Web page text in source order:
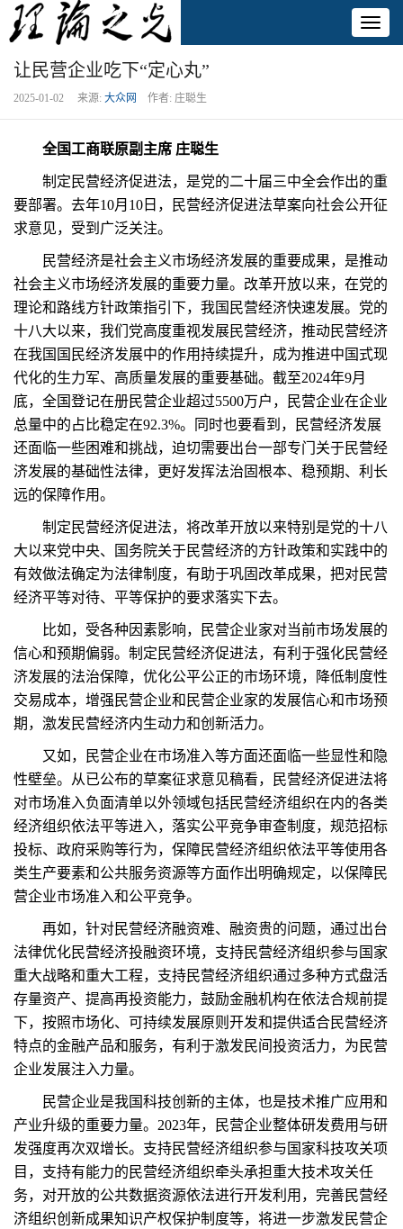
让民营企业吃下“定心丸”
2025-01-02 来源: 大众网 作者: 庄聪生
全国工商联原副主席 庄聪生
制定民营经济促进法，是党的二十届三中全会作出的重
要部署。去年10月10日，民营经济促进法草案向社会公开征
求意见，受到广泛关注。
民营经济是社会主义市场经济发展的重要成果，是推动
社会主义市场经济发展的重要力量。改革开放以来，在党的
理论和路线方针政策指引下，我国民营经济快速发展。党的
十八大以来，我们党高度重视发展民营经济，推动民营经济
在我国国民经济发展中的作用持续提升，成为推进中国式现
代化的生力军、高质量发展的重要基础。截至2024年9月
底，全国登记在册民营企业超过5500万户，民营企业在企业
总量中的占比稳定在92.3%。同时也要看到，民营经济发展
还面临一些困难和挑战，迫切需要出台一部专门关于民营经
济发展的基础性法律，更好发挥法治固根本、稳预期、利长
远的保障作用。
制定民营经济促进法，将改革开放以来特别是党的十八
大以来党中央、国务院关于民营经济的方针政策和实践中的
有效做法确定为法律制度，有助于巩固改革成果，把对民营
经济平等对待、平等保护的要求落实下去。
比如，受各种因素影响，民营企业家对当前市场发展的
信心和预期偏弱。制定民营经济促进法，有利于强化民营经
济发展的法治保障，优化公平公正的市场环境，降低制度性
交易成本，增强民营企业和民营企业家的发展信心和市场预
期，激发民营经济内生动力和创新活力。
又如，民营企业在市场准入等方面还面临一些显性和隐
性壁垒。从已公布的草案征求意见稿看，民营经济促进法将
对市场准入负面清单以外领域包括民营经济组织在内的各类
经济组织依法平等进入，落实公平竞争审查制度，规范招标
投标、政府采购等行为，保障民营经济组织依法平等使用各
类生产要素和公共服务资源等方面作出明确规定，以保障民
营企业市场准入和公平竞争。
再如，针对民营经济融资难、融资贵的问题，通过出台
法律优化民营经济投融资环境，支持民营经济组织参与国家
重大战略和重大工程，支持民营经济组织通过多种方式盘活
存量资产、提高再投资能力，鼓励金融机构在依法合规前提
下，按照市场化、可持续发展原则开发和提供适合民营经济
特点的金融产品和服务，有利于激发民间投资活力，为民营
企业发展注入力量。
民营企业是我国科技创新的主体，也是技术推广应用和
产业升级的重要力量。2023年，民营企业整体研发费用与研
发强度再次双增长。支持民营经济组织参与国家科技攻关项
目，支持有能力的民营经济组织牵头承担重大技术攻关任
务，对开放的公共数据资源依法进行开发利用，完善民营经
济组织创新成果知识产权保护制度等，将进一步激发民营企